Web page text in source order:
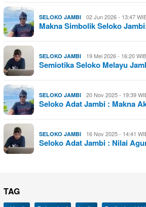
SELOKO JAMBI 02 Jun 2026 - 13:47
Makna Simbolik Seloko
SELOKO JAMBI 19 Mei 2026 - 16:20 WIB
Semiotika Seloko Melayu
SELOKO JAMBI 20 Nov 2025 - 19:39
Seloko Adat Jambi : Makna
SELOKO JAMBI 16 Nov 2025 - 14:41
Seloko Adat Jambi : Nilai
TAG